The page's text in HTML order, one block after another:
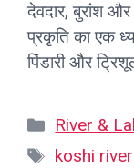
देवदार, बुरांश
प्रकृति का एक
पिंडारी और
River &
Tags
koshi river